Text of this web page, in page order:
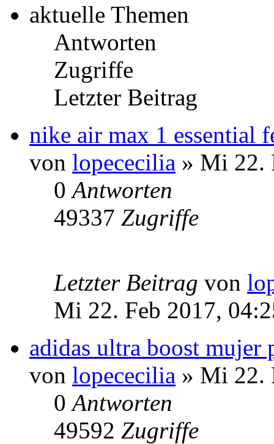
aktuelle Themen
Antworten
Zugriffe
Letzter Beitrag
nike air max 1 essential
von lopececilia » Mi 22.
0 Antworten
49337 Zugriffe
Letzter Beitrag von
Mi 22. Feb 2017,
adidas ultra boost mujer
von lopececilia » Mi 22.
0 Antworten
49592 Zugriffe